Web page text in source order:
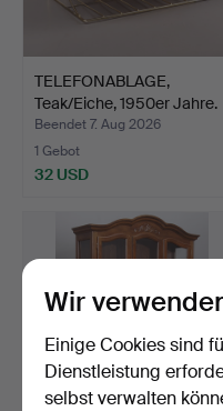
TELEFONABLAGE,
Teak/Eiche, 1950er Jahre.
Beendet 7. Aug 2026
1 Gebot
32 USD
Wir
Einige Cookies sind
Dienstleistung
selbst verwalten